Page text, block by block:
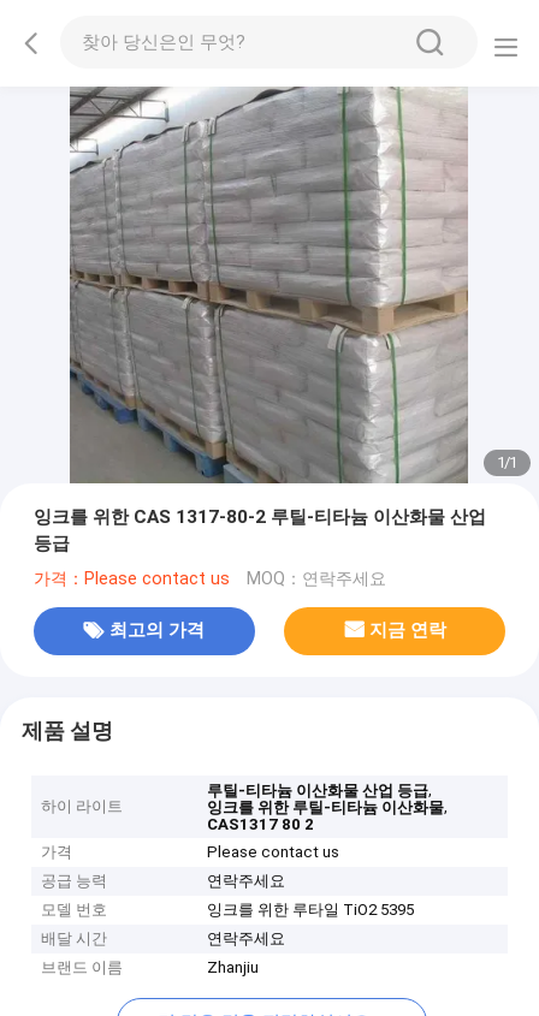
1/1
잉크를 위한 CAS 1317-80-2 루틸-티타늄 이산화물 산업
등급
가격：Please contact us MOQ：연락주세요
최고의 가격 지금 연락
제품 설명
하이 라이트
루틸-티타늄 이산화물 산업 등급,
잉크를 위한 루틸-티타늄 이산화물,
CAS1317 80 2
가격
Please contact us
공급 능력
연락주세요
모델 번호
잉크를 위한 루타일 TiO2 5395
배달 시간
연락주세요
브랜드 이름
Zhanjiu